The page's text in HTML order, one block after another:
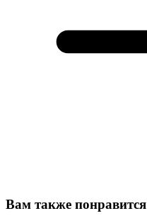
Вам также понравится